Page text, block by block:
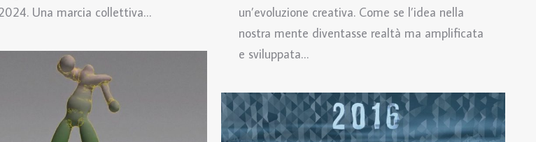
Una marcia collettiva…
un’evoluzione creativa. Come se l’idea nella
nostra mente diventasse realtà ma amplificata
e sviluppata…